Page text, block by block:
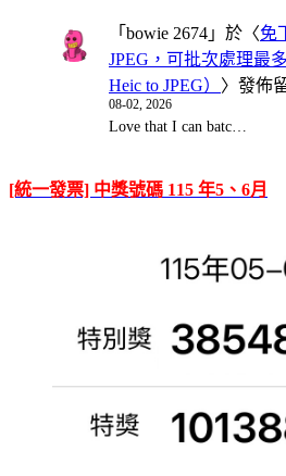
「 bowie 2674 」於〈免
JPEG，可批次處理最
Heic to JPEG） 〉發佈
08-02, 2026
Love that I can batc…
[統一發票] 中獎號碼 115 年5、6月